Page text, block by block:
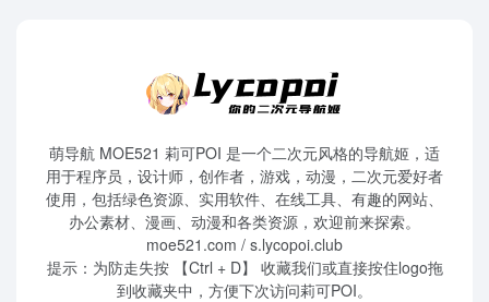
萌导航 MOE521 莉可POI 是一个二次元风格的导航姬，适
用于程序员，设计师，创作者，游戏，动漫，二次元爱好者
使用，包括绿色资源、实用软件、在线工具、有趣的网站、
办公素材、漫画、动漫和各类资源，欢迎前来探索。
moe521.com / s.lycopoi.club
提示：为防走失按 【Ctrl + D】 收藏我们或直接按住logo拖
到收藏夹中，方便下次访问莉可POI。